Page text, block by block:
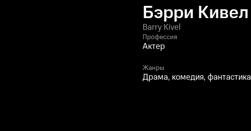
Бэрри Кивел
Barry Kivel
Профессия
Актер
Жанры
Драма, комедия, фантастика